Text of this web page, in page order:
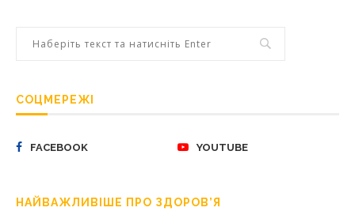
СОЦМЕРЕЖІ
FACEBOOK YOUTUBE
НАЙВАЖЛИВІШЕ ПРО ЗДОРОВ’Я